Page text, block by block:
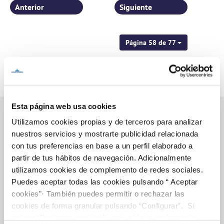
Esta página web usa cookies
Utilizamos cookies propias y de terceros para analizar
nuestros servicios y mostrarte publicidad relacionada
con tus preferencias en base a un perfil elaborado a
partir de tus hábitos de navegación. Adicionalmente
utilizamos cookies de complemento de redes sociales.
Puedes aceptar todas las cookies pulsando “ Aceptar
cookies”· También puedes permitir o rechazar las
cookies de forma granular pulsando “Configurar”. Si
Página 58 de 77
Anterior Siguiente
Inicio
Gestiones Online